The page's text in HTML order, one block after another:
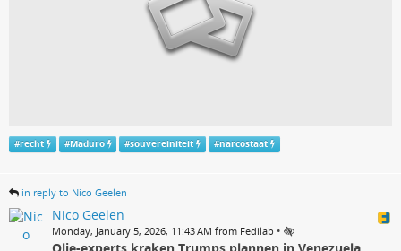
#recht #Maduro #souvereiniteit #narcostaat
in reply to Nico Geelen
Nico Geelen
Monday, January 5, 2026, 11:43 AM from Fedilab •